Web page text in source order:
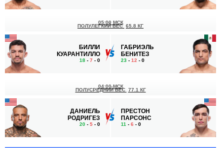
БИЛЛИ
КУАРАНТИЛЛО
18 - 7 - 0
05:00 МСК
ПОЛУЛЕГКИЙ ВЕС 65.8 КГ
ГАБРИЭЛЬ
БЕНИТЕЗ
23 - 12 - 0
ДАНИЕЛЬ
РОДРИГЕЗ
20 - 5 - 0
04:00 МСК
ПОЛУСРЕДНИЙ ВЕС 77.1 КГ
ПРЕСТОН
ПАРСОНС
11 - 6 - 0